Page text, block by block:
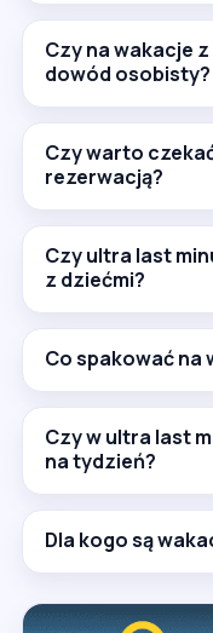
Czy na wakacje
dowód osobisty?
Czy warto
rezerwacją?
Czy ultra last
z dziećmi?
Co spakować na
Czy w ultra last
na tydzień?
Dla kogo są